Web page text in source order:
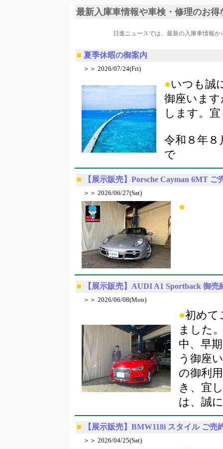
最新入庫車情報や車検・修理のお得
日進ニュースでは、最新の入庫車情報
■ 夏季休暇の御案内
＞＞ 2026/07/24(Fri)
●いつも誠
御座いま
します。
令和８年
で
■ 【展示販売】Porsche Cayman 6MT ご
＞＞ 2026/06/27(Sat)
●
■ 【展示販売】AUDI A1 Sportback 御売
＞＞ 2026/06/08(Mon)
●初めて
ました
中、早
う御座
の御利
き、宜
は、誠
■ 【展示販売】BMW118i スタイル ご売
＞＞ 2026/04/25(Sat)